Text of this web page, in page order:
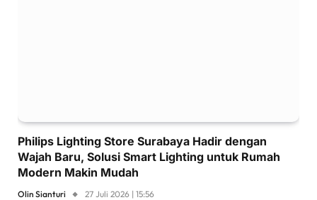
Philips Lighting Store Surabaya Hadir dengan
Wajah Baru, Solusi Smart Lighting untuk Rumah
Modern Makin Mudah
Olin Sianturi 27 Juli 2026 | 15:56